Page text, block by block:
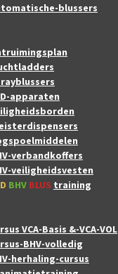
blussers
apparaten
verbandkoffers
veiligheidsvesten
BHV BLUS training
VCA-Basis &-VCA-VOL
BHV-volledig
herhaling-cursus